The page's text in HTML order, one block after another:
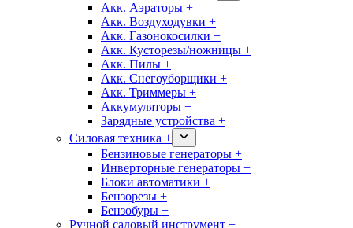
Акк. Аэраторы +
Акк. Воздуходувки +
Акк. Газонокосилки +
Акк. Кусторезы/ножницы +
Акк. Пилы +
Акк. Снегоуборщики +
Акк. Триммеры +
Аккумуляторы +
Зарядные устройства +
Силовая техника +
Бензиновые генераторы +
Инверторные генераторы +
Блоки автоматики +
Бензорезы +
Бензобуры +
Ручной садовый инструмент +